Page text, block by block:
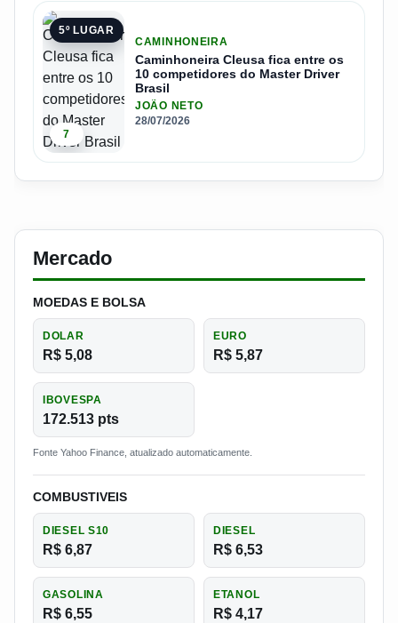
5º LUGAR
7
CAMINHONEIRA
Caminhoneira Cleusa fica entre os
10 competidores do Master Driver
Brasil
JOÃO NETO
28/07/2026
Mercado
MOEDAS E BOLSA
DOLAR
R$ 5,08
EURO
R$ 5,87
IBOVESPA
172.513 pts
Fonte Yahoo Finance, atualizado automaticamente.
COMBUSTIVEIS
DIESEL S10
R$ 6,87
DIESEL
R$ 6,53
GASOLINA
R$ 6,55
ETANOL
R$ 4,17